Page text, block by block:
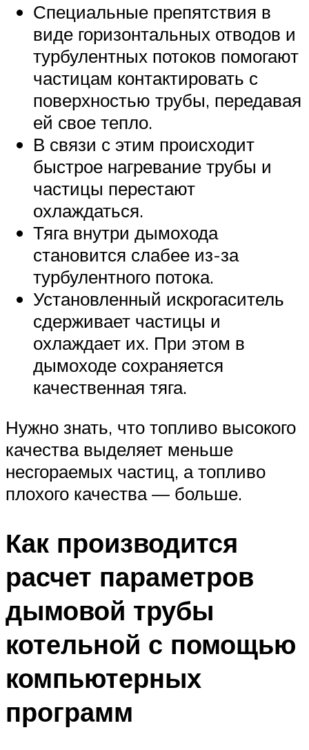
Специальные препятствия в
виде горизонтальных отводов и
турбулентных потоков помогают
частицам контактировать с
поверхностью трубы, передавая
ей свое тепло.
В связи с этим происходит
быстрое нагревание трубы и
частицы перестают
охлаждаться.
Тяга внутри дымохода
становится слабее из-за
турбулентного потока.
Установленный искрогаситель
сдерживает частицы и
охлаждает их. При этом в
дымоходе сохраняется
качественная тяга.
Нужно знать, что топливо высокого
качества выделяет меньше
несгораемых частиц, а топливо
плохого качества — больше.
Как производится
расчет параметров
дымовой трубы
котельной с помощью
компьютерных
программ